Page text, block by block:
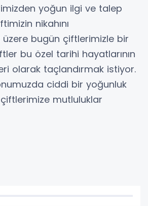
yoğun ilgi ve talep
nikahını
bugün çiftlerimizle bir
bu özel tarihi hayatlarının
olarak taçlandırmak istiyor.
ciddi bir yoğunluk
mutluluklar